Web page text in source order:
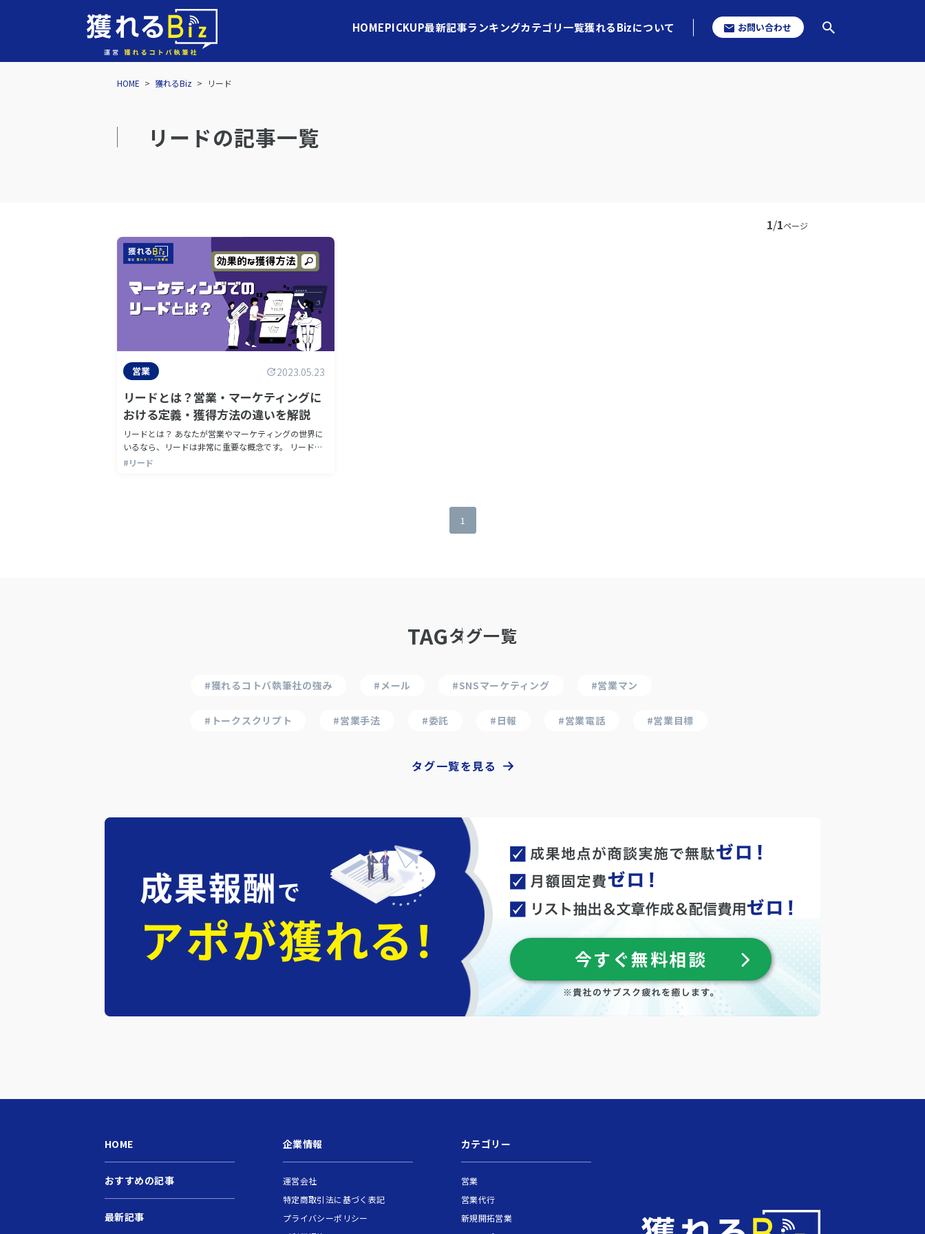
HOMEPICKUP最新記事ランキングカテゴリ一覧獲れるBizについて お問い合わせ
HOME > 獲れるBiz > リード
リードの記事一覧
1/1ページ
営業 2023.05.23
リードとは？営業・マーケティングに
おける定義・獲得方法の違いを解説
リードとは？ あなたが営業やマーケティングの世界に
いるなら、リードは非常に重要な概念です。 リード
は、顧客や取引先との新たなビジネスチャンスを見つ
#リード
1
TAGタグ一覧
#獲れるコトバ執筆社の強み #メール #SNSマーケティング #営業マン
#トークスクリプト #営業手法 #委託 #日報 #営業電話 #営業目標
タグ一覧を見る
今すぐ無料相談
HOME
おすすめの記事
最新記事
カテゴリー
営業
営業代行
新規開拓営業
企業情報
運営会社
特定商取引法に基づく表記
プライバシーポリシー